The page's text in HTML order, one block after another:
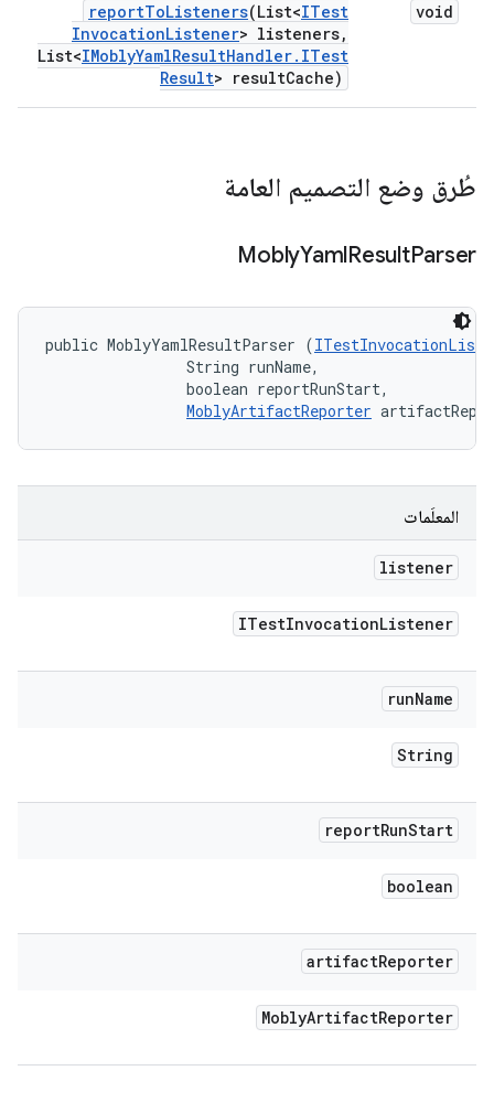
void
reportToListeners(List<ITest
InvocationListener> listeners,
List<IMoblyYamlResultHandler. ITest
Result> resultCache)
طُرق وضع التصميم العامة
MoblyYamlResultParser
public MoblyYamlResultParser (
                String runName,
                boolean reportRunStart,
MoblyArtifactReporter
المعلَمات
listener
ITestInvocationListener
runName
String
reportRunStart
boolean
artifactReporter
MoblyArtifactReporter